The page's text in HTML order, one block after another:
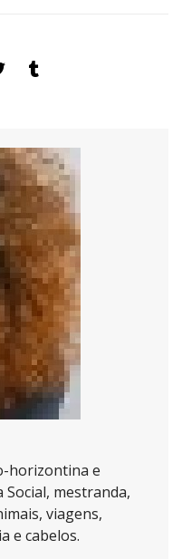
horizontina e
Social, mestranda,
viagens,
e cabelos.